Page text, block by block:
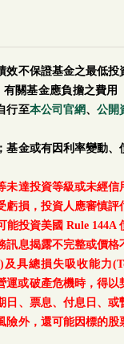
不保證基金之最低投
關基金應負擔之費用
行至本公司官網、公開
金或有因利率變動、
達投資等級或未經信
損，投資人應審慎評
投資美國 Rule 144A
訊息揭露不完整或價格
具總損失吸收能力
或破產危機時，得以
、票息、付息日、或
外，還可能因標的股